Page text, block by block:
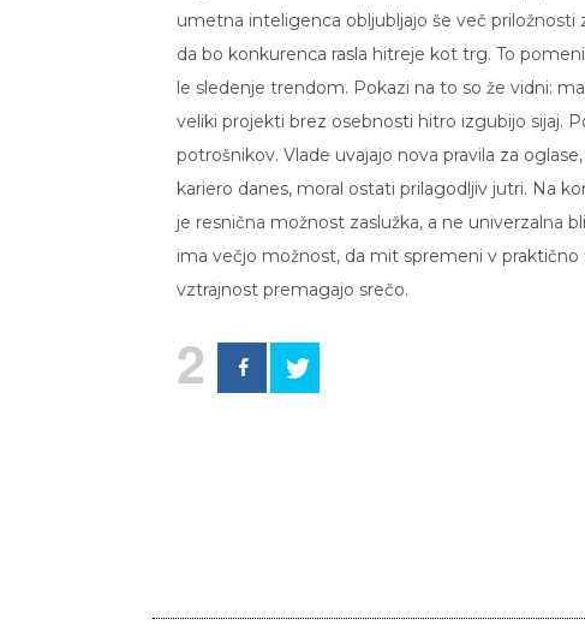
umetna inteligenca obljubljajo še več priložnosti
da bo konkurenca rasla hitreje kot trg. To
le sledenje trendom. Pokazi na to so že vidni:
veliki projekti brez osebnosti hitro izgubijo sijaj.
potrošnikov. Vlade uvajajo nova pravila za
kariero danes, moral ostati prilagodljiv jutri. Na
je resnična možnost zaslužka, a ne univerzalna
ima večjo možnost, da mit spremeni v praktično
vztrajnost premagajo srečo.
2